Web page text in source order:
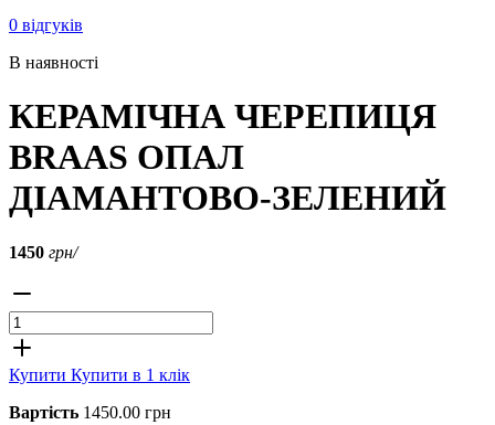
0 відгуків
В наявності
КЕРАМІЧНА ЧЕРЕПИЦЯ
BRAAS ОПАЛ
ДІАМАНТОВО-ЗЕЛЕНИЙ
1450 грн/
Купити Купити в 1 клік
Вартість 1450.00 грн